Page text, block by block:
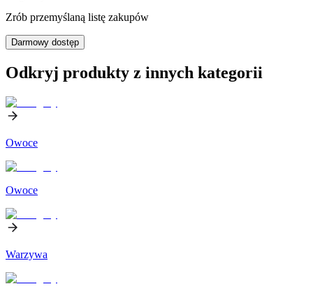
Zrób przemyślaną listę zakupów
Darmowy dostęp
Odkryj produkty z innych kategorii
Owoce
Owoce
Warzywa